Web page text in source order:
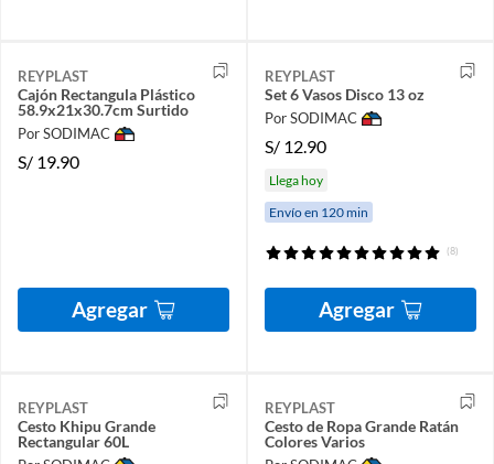
REYPLAST
Cajón Rectangula Plástico
58.9x21x30.7cm Surtido
Por SODIMAC
S/ 19.90
Agregar
REYPLAST
Set 6 Vasos Disco 13 oz
Por SODIMAC
S/ 12.90
Llega hoy
Envío en 120 min
(8)
Agregar
REYPLAST
Cesto Khipu Grande
Rectangular 60L
REYPLAST
Cesto de Ropa Grande Ratán
Colores Varios